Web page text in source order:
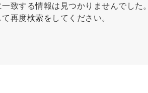
致する情報は見つかりませんでした。
再度検索をしてください。